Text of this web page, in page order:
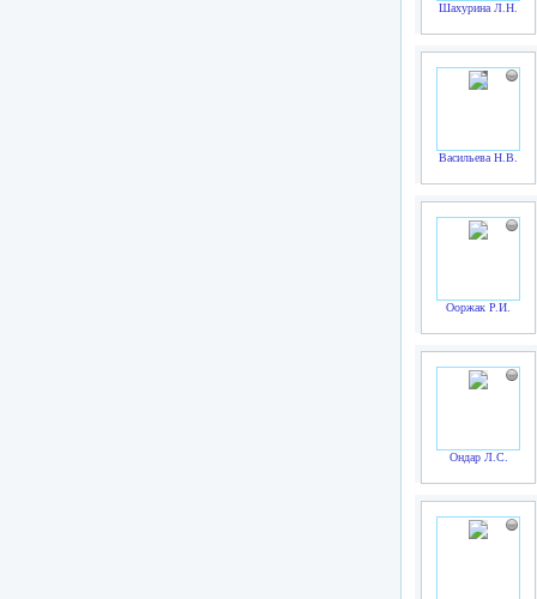
Шахурина Л.Н.
Васильева Н.В.
Ооржак Р.И.
Ондар Л.С.